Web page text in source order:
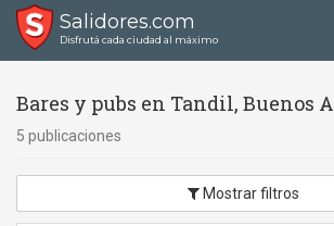
Salidores.com
Disfrutá cada ciudad al máximo
Bares y pubs en Tandil, Buenos
5 publicaciones
Mostrar filtros